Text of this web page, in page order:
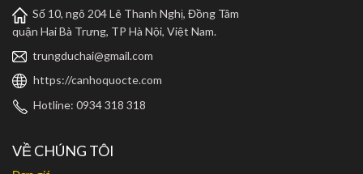
Số 10, ngõ 204 Lê Thanh Nghị, Đồng Tâm
quận Hai Bà Trưng, TP Hà Nội, Việt Nam.
trungduchai@gmail.com
https://canhoquocte.com
Hotline: 0934 318 318
VỀ CHÚNG TÔI